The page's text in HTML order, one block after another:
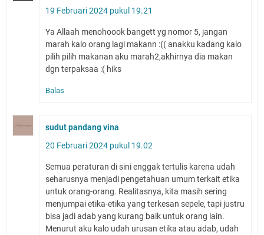
19 Februari 2024 pukul 19.21
Ya Allaah menohoook bangett yg nomor 5, jangan
marah kalo orang lagi makann :(( anakku kadang kalo
pilih pilih makanan aku marah2,akhirnya dia makan
dgn terpaksaa :( hiks
Balas
sudut pandang vina
20 Februari 2024 pukul 19.02
Semua peraturan di sini enggak tertulis karena udah
seharusnya menjadi pengetahuan umum terkait etika
untuk orang-orang. Realitasnya, kita masih sering
menjumpai etika-etika yang terkesan sepele, tapi justru
bisa jadi adab yang kurang baik untuk orang lain.
Menurut aku kalo udah urusan etika atau adab, udah